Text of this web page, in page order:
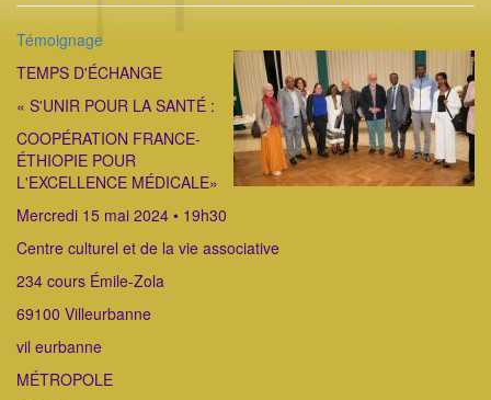
Catégorie
Témoignage
ImageenAvant
TEMPS D'ÉCHANGE
« S'UNIR POUR LA SANTÉ :
COOPÉRATION FRANCE-
ÉTHIOPIE POUR
L'EXCELLENCE MÉDICALE»
Mercredi 15 mai 2024 • 19h30
Centre culturel et de la vie associative
234 cours Émile-Zola
69100 Villeurbanne
vil eurbanne
MÉTROPOLE